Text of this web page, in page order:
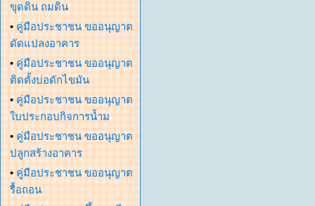
ขุดดิน ถมดิน
• คู่มือประชาชน ขออนุญาต
ดัดแปลงอาคาร
• คู่มือประชาชน ขออนุญาต
ติดตั้งบ่อดักไขมัน
• คู่มือประชาชน ขออนุญาต
ใบประกอบกิจการน้ำม
• คู่มือประชาชน ขออนุญาต
ปลูกสร้างอาคาร
• คู่มือประชาชน ขออนุญาต
รื้อถอน